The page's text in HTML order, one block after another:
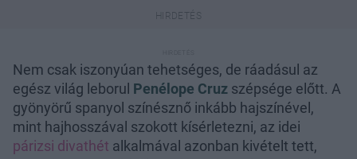
Nem csak iszonyúan tehetséges, de ráadásul az
egész világ leborul Penélope Cruz szépsége előtt. A
gyönyörű spanyol színésznő inkább hajszínével,
mint hajhosszával szokott kísérletezni, az idei
párizsi divathét alkalmával azonban kivételt tett,